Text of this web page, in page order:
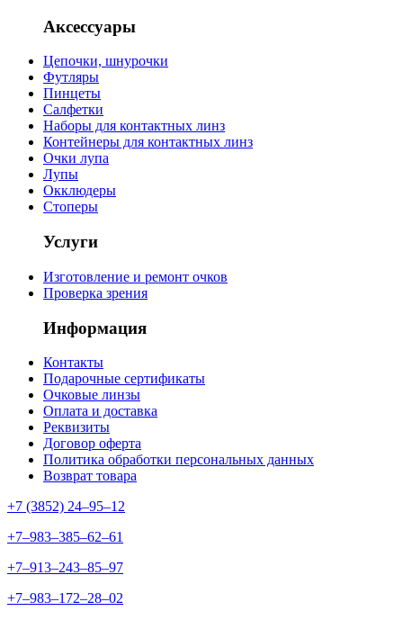
Аксессуары
Цепочки, шнурочки
Футляры
Пинцеты
Салфетки
Наборы для контактных линз
Контейнеры для контактных линз
Очки лупа
Лупы
Окклюдеры
Стоперы
Услуги
Изготовление и ремонт очков
Проверка зрения
Информация
Контакты
Подарочные сертификаты
Очковые линзы
Оплата и доставка
Реквизиты
Договор оферта
Политика обработки персональных данных
Возврат товара
+7 (3852) 24‒95‒12
+7‒983‒385‒62‒61
+7‒913‒243‒85‒97
+7‒983‒172‒28‒02